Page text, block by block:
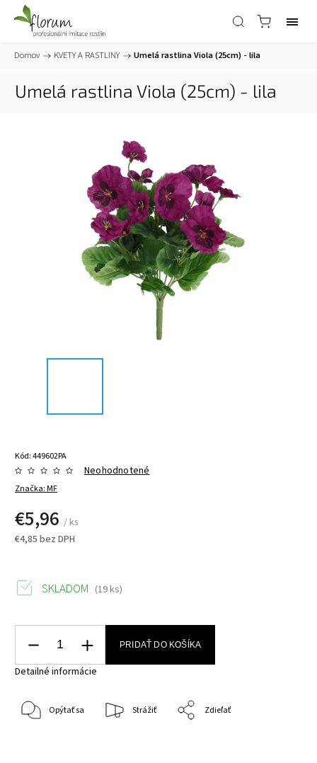
Domov / KVETY A RASTLINY / Umelá rastlina Viola (25cm) - lila
Umelá rastlina Viola (25cm) - lila
Kód:449602PA
Značka:MF
Neohodnotené
€5,96 / ks
€4,85 bez DPH
SKLADOM (19 ks)
PRIDAŤ DO KOŠÍKA
Detailné informácie
Opýtať sa Strážiť Zdieľať